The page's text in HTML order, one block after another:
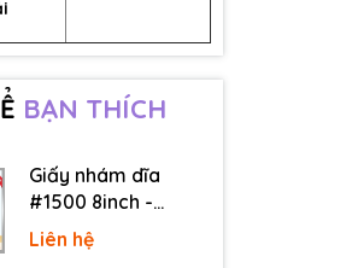
BẠN THÍCH
Giấy nhám dĩa
#1500 8inch -
Sankyo (Nhật) - Có
keo (PSA)
Liên hệ